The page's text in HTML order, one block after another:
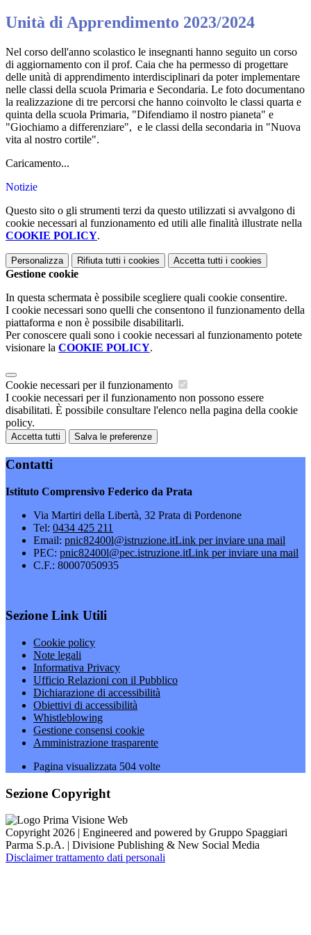
Unità di Apprendimento 2023/2024
Nel corso dell'anno scolastico le insegnanti hanno seguito un corso
di aggiornamento con il prof. Caia che ha permesso di progettare
delle unità di apprendimento interdisciplinari da poter implementare
nelle classi della scuola Primaria e Secondaria. Le foto documentano
la realizzazione di tre percorsi che hanno coinvolto le classi quarta e
quinta della scuola Primaria, "Difendiamo il nostro pianeta" e
"Giochiamo a differenziare", e le classi della secondaria in "Nuova
vita al nostro cortile".
Caricamento...
Notizie
Questo sito o gli strumenti terzi da questo utilizzati si avvalgono di
cookie necessari al funzionamento ed utili alle finalità illustrate nella
COOKIE POLICY.
Personalizza Rifiuta tutti i cookies Accetta tutti i cookies
Gestione cookie
In questa schermata è possibile scegliere quali cookie consentire.
I cookie necessari sono quelli che consentono il funzionamento della
piattaforma e non è possibile disabilitarli.
Per conoscere quali sono i cookie necessari al funzionamento potete
visionare la COOKIE POLICY.
Cookie necessari per il funzionamento
I cookie necessari per il funzionamento non possono essere
disabilitati. È possibile consultare l'elenco nella pagina della cookie
policy.
Accetta tutti Salva le preferenze
Contatti
Istituto Comprensivo Federico da Prata
Via Martiri della Libertà, 32 Prata di Pordenone
Tel: 0434 425 211
Email: pnic82400l@istruzione.itLink per inviare una mail
PEC: pnic82400l@pec.istruzione.itLink per inviare una mail
C.F.: 80007050935
Sezione Link Utili
Cookie policy
Note legali
Informativa Privacy
Ufficio Relazioni con il Pubblico
Dichiarazione di accessibilità
Obiettivi di accessibilità
Whistleblowing
Gestione consensi cookie
Amministrazione trasparente
Pagina visualizzata 504 volte
Sezione Copyright
Copyright 2026 | Engineered and powered by Gruppo Spaggiari
Parma S.p.A. | Divisione Publishing & New Social Media
Disclaimer trattamento dati personali